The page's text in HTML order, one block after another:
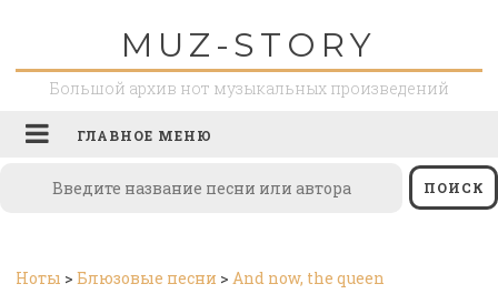
содержимому MUZ-STORY
Большой архив нот музыкальных произведений
ГЛАВНОЕ МЕНЮ
Ноты > Блюзовые песни > And now, the queen